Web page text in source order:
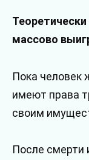
массово
Пока человек
имеют права
своим
После смерти